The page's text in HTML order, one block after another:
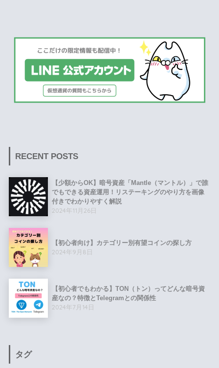
RECENT POSTS
【少額からOK】暗号資産「Mantle（マントル）」で誰
でもできる資産運用！リステーキングのやり方を画像
付きでわかりやすく解説
2024年11月26日
【初心者向け】カテゴリー別有望コインの探し方
2024年9月8日
【初心者でもわかる】TON（トン）ってどんな暗号資
産なの？特徴とTelegramとの関係性
2024年7月14日
タグ